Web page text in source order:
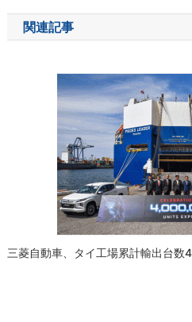
ナ
ビ
関連記事
三菱自動車、タイ工場累計輸出台数